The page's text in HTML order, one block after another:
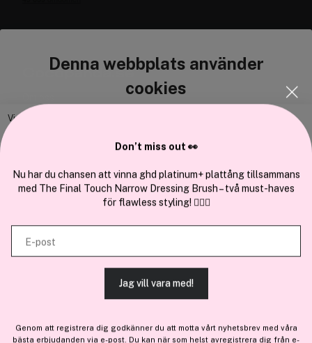
Denna webbplats använder
cookies
Vi använder enhetsidentifierare för att anpassa innehållet och
och analysera vår trafik. Vi vidarebefordrar även sådana identifierare
och annan information från din enhet till de sociala medier och annons-
och analysföretag som vi samarbetar med. Dessa kan i sin tur
kombinera informationen med annan information som du har
tillhandahållit eller som de har samlat in när du har använt deras
tjänster.
TILLÅT ALLA COOKIES
Cocopanda.se
En del avBrandsdal Group AS
Don’t miss out 👀
Nu har du chansen att vinna ghd platinum+ plattång tillsammans
med The Final Touch Narrow Dressing Brush – två must-haves
för flawless styling! 💇‍♀️✨
E-post
Jag vill vara med!
Genom att registrera dig godkänner du att motta vårt nyhetsbrev med våra
bästa erbjudanden via e-post. Du kan när som helst avregistrera dig från e-